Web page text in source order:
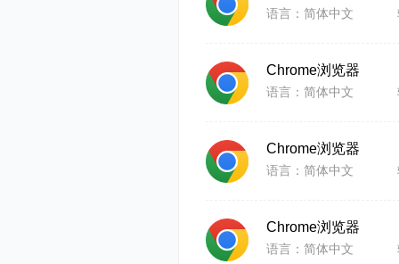
Chrome 的
意味着无论
语言：简体中文
Chrome浏览器
语言：简体中文
Chrome浏览器
语言：简体中文
Chrome浏览器
语言：简体中文